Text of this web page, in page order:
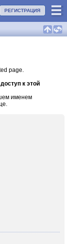
РЕГИСТРАЦИЯ
page.
к этой
именем